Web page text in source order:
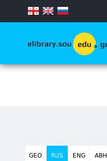
.
GEO RUS ENG ABH